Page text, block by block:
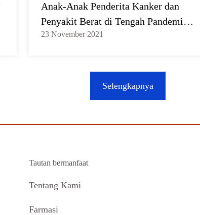
Anak-Anak Penderita Kanker dan
Penyakit Berat di Tengah Pandemi
Covid-19
23 November 2021
Selengkapnya
Tautan bermanfaat
Tentang Kami
Farmasi